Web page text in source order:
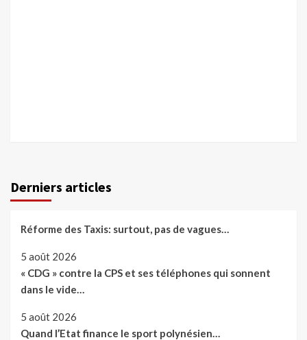
Derniers articles
Réforme des Taxis: surtout, pas de vagues…
5 août 2026
« CDG » contre la CPS et ses téléphones qui sonnent
dans le vide…
5 août 2026
Quand l’Etat finance le sport polynésien…